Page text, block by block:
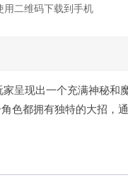
用二维码下载到手机
呈现出一个充满神秘和
色都拥有独特的大招，